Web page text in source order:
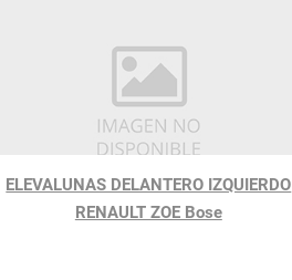
ELEVALUNAS DELANTERO IZQUIERDO
RENAULT ZOE Bose